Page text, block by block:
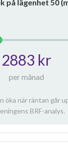
på lägenhet 50
2883 kr
per månad
öka när räntan går
BRF-analys.